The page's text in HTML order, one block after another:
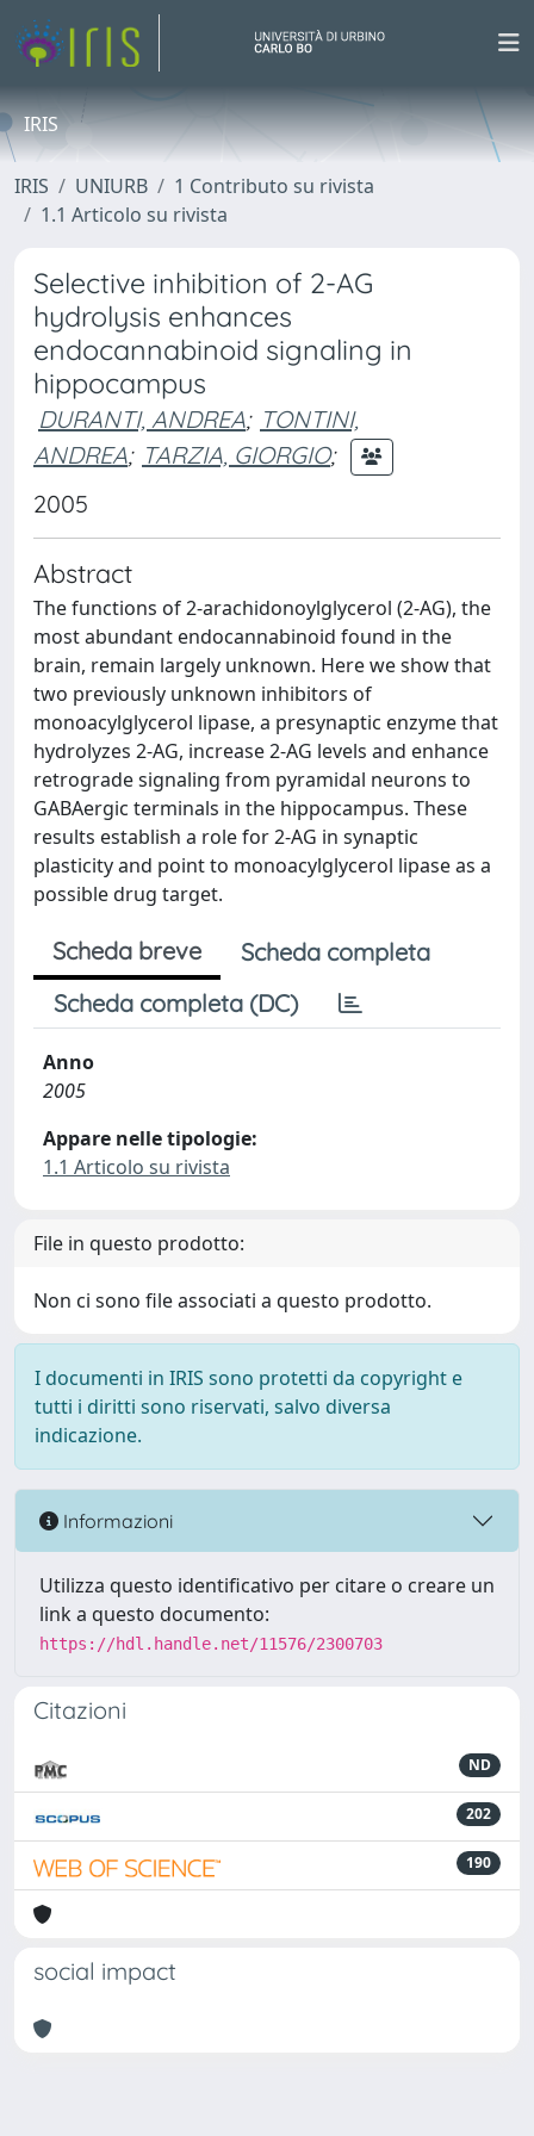
IRIS
IRIS UNIURB
1 Contributo su rivista
1.1 Articolo su rivista
Selective inhibition of 2-AG
hydrolysis enhances
endocannabinoid signaling in
hippocampus
DURANTI, ANDREA; TONTINI,
ANDREA; TARZIA, GIORGIO;
2005
Abstract
The functions of 2-arachidonoylglycerol (2-AG), the
most abundant endocannabinoid found in the
brain, remain largely unknown. Here we show that
two previously unknown inhibitors of
monoacylglycerol lipase, a presynaptic enzyme that
hydrolyzes 2-AG, increase 2-AG levels and enhance
retrograde signaling from pyramidal neurons to
GABAergic terminals in the hippocampus. These
results establish a role for 2-AG in synaptic
plasticity and point to monoacylglycerol lipase as a
possible drug target.
Scheda breve
Scheda completa
Scheda completa (DC)
Anno
2005
Appare nelle tipologie:
1.1 Articolo su rivista
File in questo prodotto:
Non ci sono file associati a questo prodotto.
I documenti in IRIS sono protetti da copyright e
tutti i diritti sono riservati, salvo diversa
indicazione.
Informazioni
Utilizza questo identificativo per citare o creare un
link a questo documento:
https://hdl.handle.net/11576/2300703
Citazioni
ND
202
190
social impact